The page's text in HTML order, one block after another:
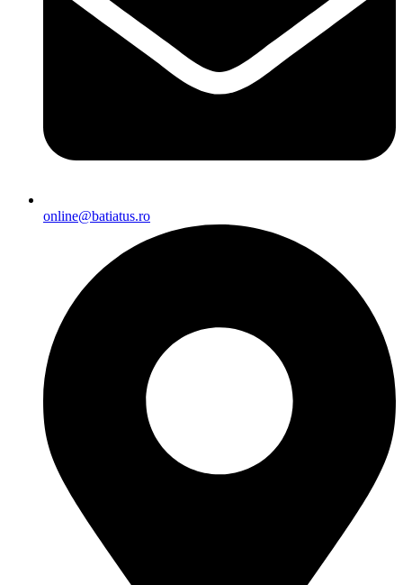
online@batiatus.ro